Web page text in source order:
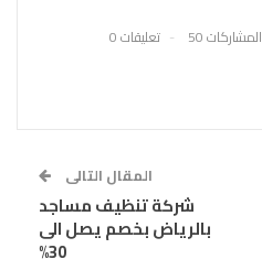
المشاركات 50 تعليقات 0
المقال التالى
شركة تنظيف مساجد
بالرياض بخصم يصل الى
30%